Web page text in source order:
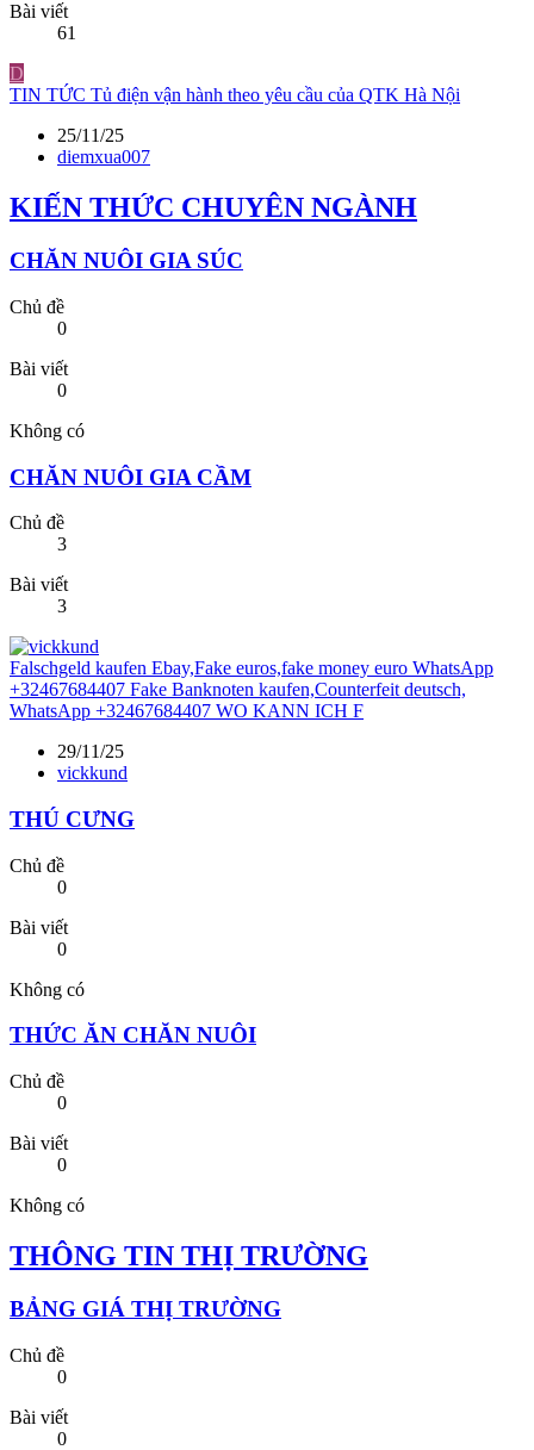
Bài viết
61
D
TIN TỨC Tủ điện vận hành theo yêu cầu của QTK Hà Nội
25/11/25
diemxua007
KIẾN THỨC CHUYÊN NGÀNH
CHĂN NUÔI GIA SÚC
Chủ đề
0
Bài viết
0
Không có
CHĂN NUÔI GIA CẦM
Chủ đề
3
Bài viết
3
Falschgeld kaufen Ebay,Fake euros,fake money euro WhatsApp
+32467684407 Fake Banknoten kaufen,Counterfeit deutsch,
WhatsApp +32467684407 WO KANN ICH F
29/11/25
vickkund
THÚ CƯNG
Chủ đề
0
Bài viết
0
Không có
THỨC ĂN CHĂN NUÔI
Chủ đề
0
Bài viết
0
Không có
THÔNG TIN THỊ TRƯỜNG
BẢNG GIÁ THỊ TRƯỜNG
Chủ đề
0
Bài viết
0